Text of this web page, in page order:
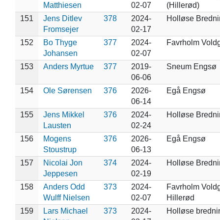
Matthiesen
02-07
(Hillerød)
151
Jens Ditlev
Fromsejer
378
2024-
02-17
Holløse
152
Bo Thyge
Johansen
377
2024-
02-07
Favrholm
153 Anders Myrtue 377
2019-
06-06
Sneum Engsø
154 Ole Sørensen 376
2026-
06-14
Egå Engsø
155
Jens Mikkel
Lausten
376
2024-
02-24
Holløse
156
Mogens
Stoustrup
376
2026-
06-13
Egå Engsø
157
Nicolai Jon
Jeppesen
374
2024-
02-19
Holløse
158
Anders Odd
Wulff Nielsen
373
2024-
02-07
Favrholm
Hillerød
159
Lars Michael
373
2024-
Holløse